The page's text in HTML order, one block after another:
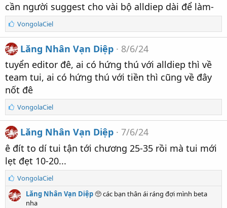
t
t
h
í
c
:
cần người suggest cho vài bộ alldiep dài để làm-
S
ố
ư
ợ
t
t
h
í
c
h
:
VongolaCiel
Lăng Nhân Vạn Diệp
8/6/24
tuyển editor đê, ai có hứng thú với alldiep thì về
team tui, ai có hứng thú với tiền thì cũng về đây
nốt đê
S
ố
ư
ợ
t
h
í
c
h
VongolaCiel
Lăng Nhân Vạn Diệp
7/6/24
ê đít to dí tui tận tới chương 25-35 rồi mà tui mới
lẹt đẹt 10-20...
S
l
VongolaCiel
Lăng Nhân Vạn Diệp🥺 các bạn thân ái ráng đợi mình beta
nha